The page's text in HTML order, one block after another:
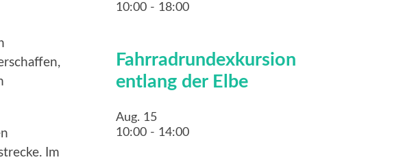
Im
10:00 - 18:00
Fahrradrundexkursion
entlang der Elbe
Aug. 15
10:00 - 14:00